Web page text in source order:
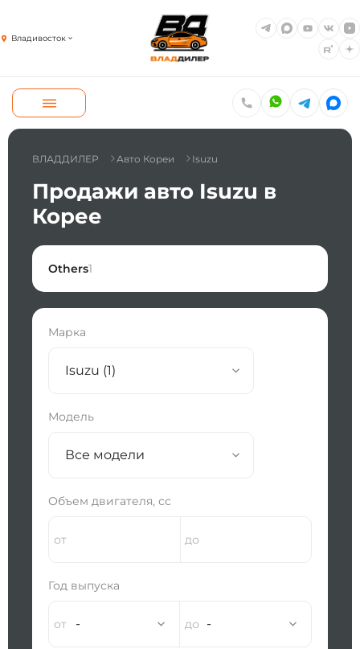
Владивосток
ВЛАДДИЛЕР Авто Кореи Isuzu
Продажи авто Isuzu в
Корее
Others1
Марка
Isuzu (1)
Модель
Все модели
Объем двигателя, сс
Год выпуска
- -